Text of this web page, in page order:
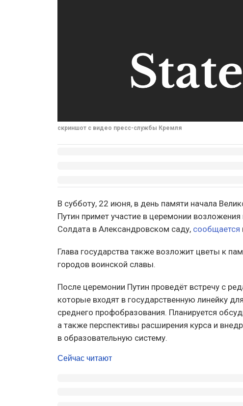
скриншот с видео пресс-службы Кремля
В субботу, 22 июня, в день памяти начала
Путин примет участие в церемонии
Солдата в Александровском саду, сообщается
Глава государства также возложит цветы к
городов воинской славы.
После церемонии Путин проведёт встречу с
которые входят в государственную линейку
среднего профобразования. Планируется
а также перспективы расширения курса и
в образовательную систему.
Сейчас читают